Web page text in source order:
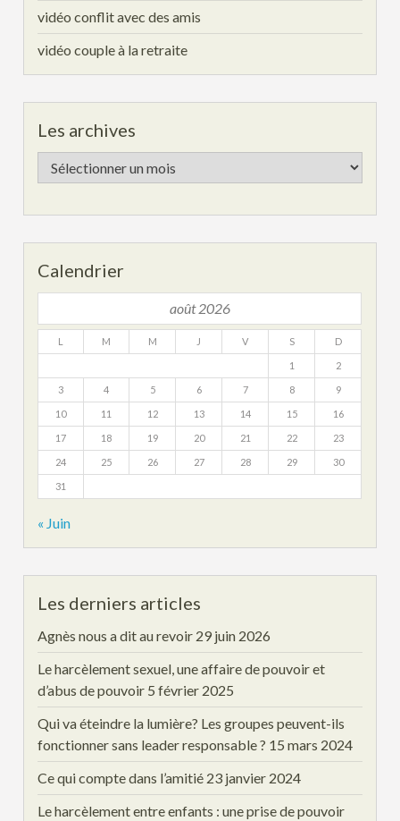
vidéo conflit avec des amis
vidéo couple à la retraite
Les archives
Les
archives
Calendrier
août 2026
L M M J V S D
1 2
3 4 5 6 7 8 9
10 11 12 13 14 15 16
17 18 19 20 21 22 23
24 25 26 27 28 29 30
31
« Juin
Les derniers articles
Agnès nous a dit au revoir 29 juin 2026
Le harcèlement sexuel, une affaire de pouvoir et
d’abus de pouvoir 5 février 2025
Qui va éteindre la lumière? Les groupes peuvent-ils
fonctionner sans leader responsable ? 15 mars 2024
Ce qui compte dans l’amitié 23 janvier 2024
Le harcèlement entre enfants : une prise de pouvoir